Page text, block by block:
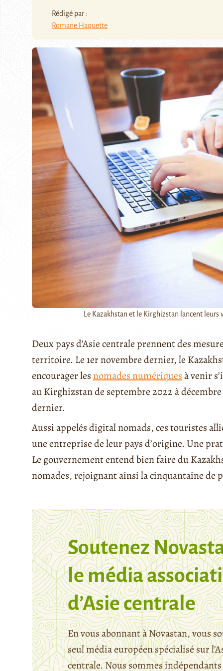
Rédigé par :
Romane Haquette
Le Kazakhstan et le Kirghizstan lancent
Deux pays d’Asie centrale prennent des
territoire. Le 1er novembre dernier, le
encourager lesnomades numériquesà venir
au Kirghizstan de septembre 2022 à
dernier.
Aussi appelés digital nomads, ces touristes
une entreprise de leur pays d’origine. Une
Le gouvernement entend bien faire du
nomades, rejoignant ainsi la cinquantaine de
Soutenez
le média
d’Asie centrale
En vous abonnant à Novastan, vous
seul média européen spécialisé sur
centrale. Nous sommes